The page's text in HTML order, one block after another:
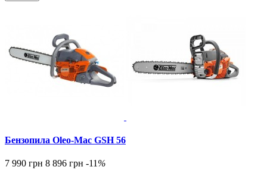
Бензопила Oleo-Mac GSH 56
7 990 грн 8 896 грн -11 %